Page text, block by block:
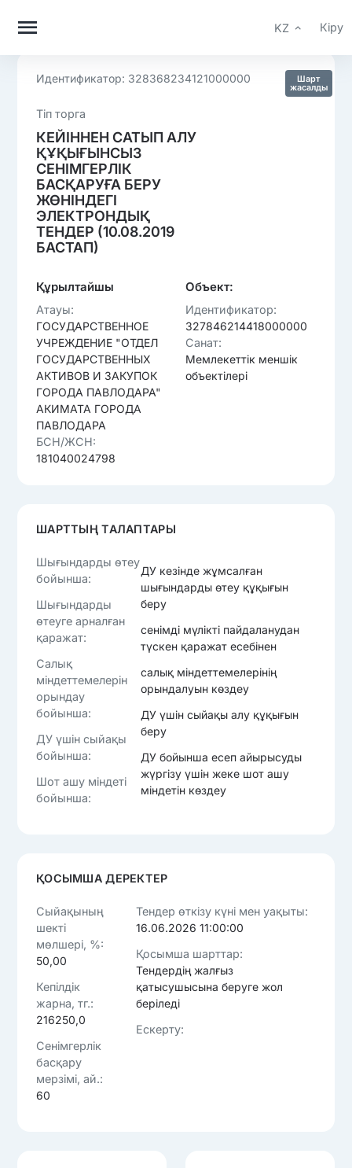
KZ Кіру
Идентификатор: 328368234121000000
Тiп торга
КЕЙІННЕН САТЫП АЛУ
ҚҰҚЫҒЫНСЫЗ
СЕНІМГЕРЛІК
БАСҚАРУҒА БЕРУ
ЖӨНІНДЕГІ
ЭЛЕКТРОНДЫҚ
ТЕНДЕР (10.08.2019
БАСТАП)
Шарт
жасалды
Құрылтайшы
Атауы:
ГОСУДАРСТВЕННОЕ
УЧРЕЖДЕНИЕ "ОТДЕЛ
ГОСУДАРСТВЕННЫХ
АКТИВОВ И ЗАКУПОК
ГОРОДА ПАВЛОДАРА"
АКИМАТА ГОРОДА
ПАВЛОДАРА
БСН/ЖСН:
181040024798
Объект:
Идентификатор:
327846214418000000
Санат:
Мемлекеттік меншік
объектілері
ШАРТТЫҢ ТАЛАПТАРЫ
Шығындарды өтеу
бойынша:
Шығындарды
өтеуге арналған
қаражат:
Салық
міндеттемелерін
орындау
бойынша:
ДУ үшін сыйақы
бойынша:
Шот ашу міндеті
бойынша:
ДУ кезінде жұмсалған
шығындарды өтеу құқығын
беру
сенімді мүлікті пайдаланудан
түскен қаражат есебінен
салық міндеттемелерінің
орындалуын көздеу
ДУ үшін сыйақы алу құқығын
беру
ДУ бойынша есеп айырысуды
жүргізу үшін жеке шот ашу
міндетін көздеу
ҚОСЫМША ДЕРЕКТЕР
Сыйақының
шекті
мөлшері, %:
50,00
Кепілдік
жарна, тг.:
216250,0
Сенімгерлік
басқару
мерзімі, ай.:
60
Тендер өткізу күні мен уақыты:
16.06.2026 11:00:00
Қосымша шарттар:
Тендердің жалғыз
қатысушысына беруге жол
беріледі
Ескерту: